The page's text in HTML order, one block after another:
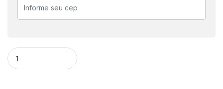
Cofre Digital Safira 101 Trankar com chave de emergencia